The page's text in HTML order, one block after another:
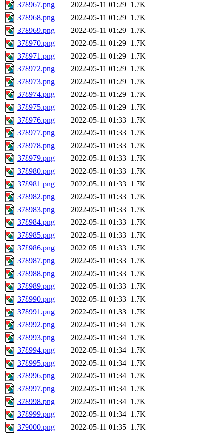
378967.png
2022-05-11 01:29 1.7K
378968.png
2022-05-11 01:29 1.7K
378969.png
2022-05-11 01:29 1.7K
378970.png
2022-05-11 01:29 1.7K
378971.png
2022-05-11 01:29 1.7K
378972.png
2022-05-11 01:29 1.7K
378973.png
2022-05-11 01:29 1.7K
378974.png
2022-05-11 01:29 1.7K
378975.png
2022-05-11 01:29 1.7K
378976.png
2022-05-11 01:33 1.7K
378977.png
2022-05-11 01:33 1.7K
378978.png
2022-05-11 01:33 1.7K
378979.png
2022-05-11 01:33 1.7K
378980.png
2022-05-11 01:33 1.7K
378981.png
2022-05-11 01:33 1.7K
378982.png
2022-05-11 01:33 1.7K
378983.png
2022-05-11 01:33 1.7K
378984.png
2022-05-11 01:33 1.7K
378985.png
2022-05-11 01:33 1.7K
378986.png
2022-05-11 01:33 1.7K
378987.png
2022-05-11 01:33 1.7K
378988.png
2022-05-11 01:33 1.7K
378989.png
2022-05-11 01:33 1.7K
378990.png
2022-05-11 01:33 1.7K
378991.png
2022-05-11 01:33 1.7K
378992.png
2022-05-11 01:34 1.7K
378993.png
2022-05-11 01:34 1.7K
378994.png
2022-05-11 01:34 1.7K
378995.png
2022-05-11 01:34 1.7K
378996.png
2022-05-11 01:34 1.7K
378997.png
2022-05-11 01:34 1.7K
378998.png
2022-05-11 01:34 1.7K
378999.png
2022-05-11 01:34 1.7K
379000.png
2022-05-11 01:35 1.7K